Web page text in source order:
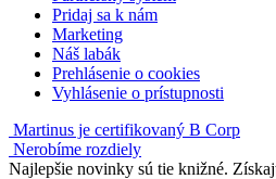
Pridaj sa k nám
Marketing
Náš labák
Prehlásenie o cookies
Vyhlásenie o prístupnosti
Martinus je certifikovaný B Corp
Nerobíme rozdiely
Najlepšie novinky sú tie knižné.